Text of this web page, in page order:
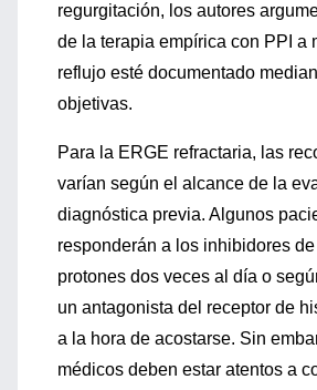
regurgitación, los autores
de la terapia empírica con PPI a
reflujo esté documentado
objetivas.
Para la ERGE refractaria, las
varían según el alcance de la
diagnóstica previa. Algunos
responderán a los inhibidores
protones dos veces al día o
un antagonista del receptor de
a la hora de acostarse. Sin
médicos deben estar atentos a